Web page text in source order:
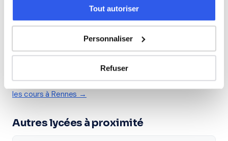
Tout autoriser
Personnaliser
Refuser
Première Terminale
Tous les cours particuliers à Rennes
Découvrez l'ensemble de notre offre à Rennes :Voir tous
les cours à Rennes →
Autres lycées à proximité